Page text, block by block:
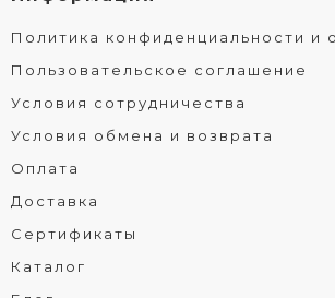
Политика конфиденциальности и
Пользовательское соглашение
Условия сотрудничества
Условия обмена и возврата
Оплата
Доставка
Сертификаты
Каталог